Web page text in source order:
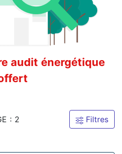
audit énergétique
: 2 Filtres